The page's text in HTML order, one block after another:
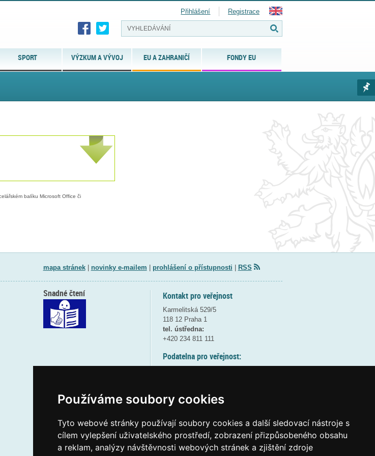
Používáme soubory cookies
Tyto webové stránky používají soubory cookies a další sledovací nástroje s
cílem vylepšení uživatelského prostředí, zobrazení přizpůsobeného obsahu
a reklam, analýzy návštěvnosti webových stránek a zjištění zdroje
SPORT VÝZKUM A VÝVOJ EU A ZAHRANIČÍ FONDY EU
Přihlášení Registrace
balíku Microsoft Office či
mapa stránek| novinky e-mailem prohlášení o přístupnosti RSS
Kontakt pro veřejnost
Karmelitská 529/5
118 12 Praha 1
tel. ústředna:
+420 234 811 111
Podatelna pro veřejnost:
(více informací
Elektronická podatelna:
posta@msmtgov cz
Snadné čtení